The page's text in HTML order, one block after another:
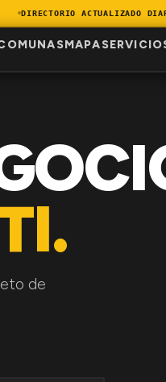
DIRECTORIO ACTUALIZADO
MAPA
de